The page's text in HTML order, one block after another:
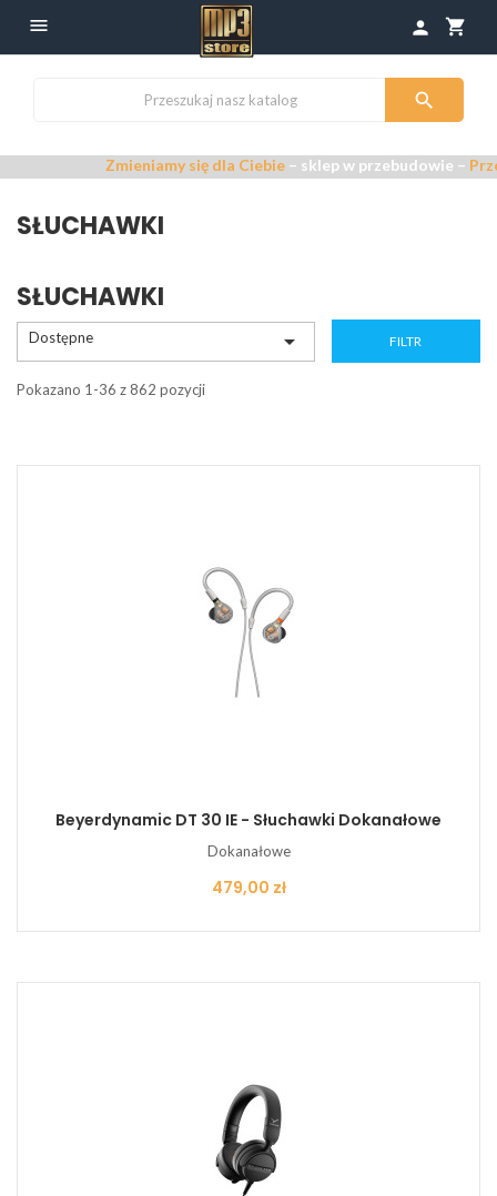
 shopping_cart
person

Zmieniamy się dla Ciebie– sklep w przebudowie –
SŁUCHAWKI
SŁUCHAWKI
Dostępne  FILTR
Pokazano 1-36 z 862 pozycji
Beyerdynamic DT 30 IE - Słuchawki Dokanałowe
Dokanałowe
Cena
479,00 zł